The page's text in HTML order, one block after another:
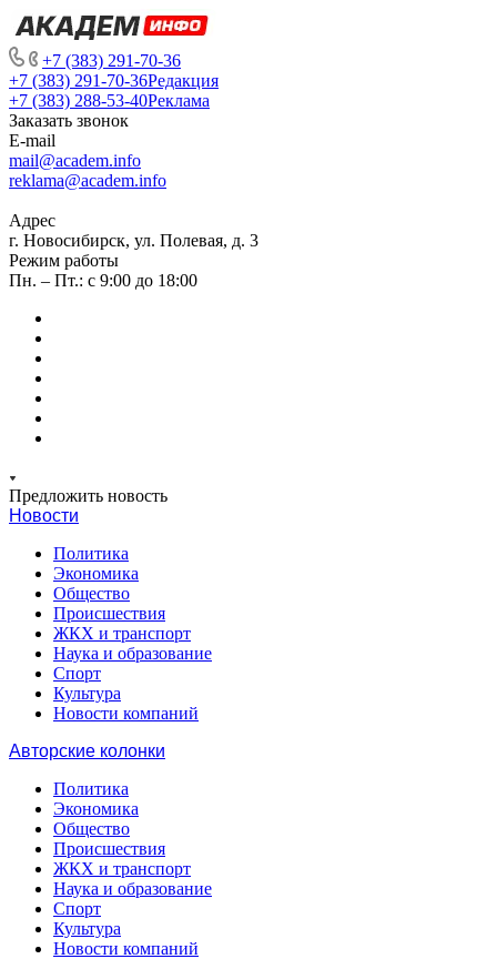
+7 (383) 291-70-36
+7 (383) 291-70-36Редакция
+7 (383) 288-53-40Реклама
Заказать звонок
E-mail
mail@academ.info
reklama@academ.info
Адрес
г. Новосибирск, ул. Полевая, д. 3
Режим работы
Пн. – Пт.: с 9:00 до 18:00
Предложить новость
Новости
Политика
Экономика
Общество
Происшествия
ЖКХ и транспорт
Наука и образование
Спорт
Культура
Новости компаний
Авторские колонки
Политика
Экономика
Общество
Происшествия
ЖКХ и транспорт
Наука и образование
Спорт
Культура
Новости компаний